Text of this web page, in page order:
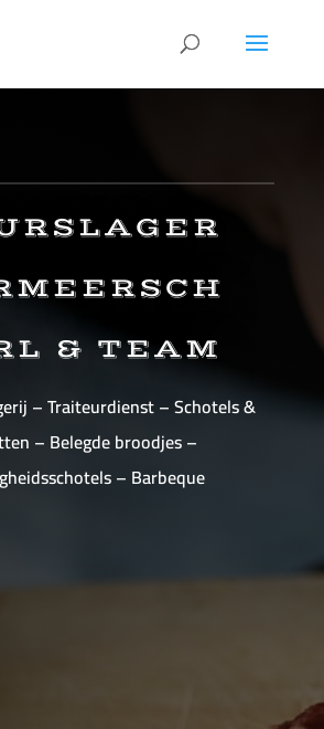
& TEAM
– Traiteurdienst – Schotels &
– Belegde broodjes –
– Barbeque